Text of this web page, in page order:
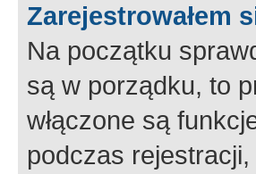
Zarejestrowałem
Na początku
są w porządku, to
włączone są
podczas